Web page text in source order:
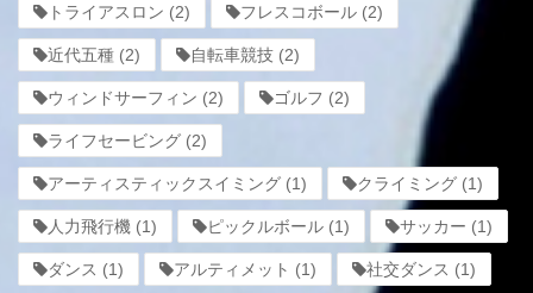
トライアスロン (2) フレスコボール (2)
近代五種 (2) 自転車競技 (2)
ウィンドサーフィン (2) ゴルフ (2)
ライフセービング (2)
アーティスティックスイミング (1) クライミング (1)
人力飛行機 (1) ピックルボール (1) サッカー (1)
ダンス (1) アルティメット (1) 社交ダンス (1)